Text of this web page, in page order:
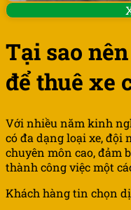
Tại sao
để thuê xe
Với nhiều năm kinh
có đa dạng loại xe, đội
chuyên môn cao, đảm
thành công việc một
Khách hàng tin chọn